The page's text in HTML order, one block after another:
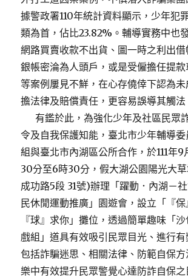
據警政署110年統計資料顯示，少年犯
類為首，佔比23.82%。輔導實務中也
網路買賣收款不出貨、圖一時之利出
銀帳密淪為人頭戶，或是受僱擔任提
等案例屢見不鮮，在心存僥倖下認為
擔法律及賠償責任，更容易誤導其觸法
有鑑於此，為強化少年及社區民眾
令及自我保護知能，臺北市少年輔導
組與臺北市內湖區公所合作，於111年9
30分至6時30分，假大湖公園陽光大
成功路5段 31號)辦理「躍動．內湖－
民休閒運動推廣」園遊會，設立「『
『球』求你」攤位，透過簡單趣味「
戲組」道具有效吸引民眾目光、進行有
包括詐騙迷思、相關法律、防範自保
樂中有效提升民眾警覺心達防詐自保